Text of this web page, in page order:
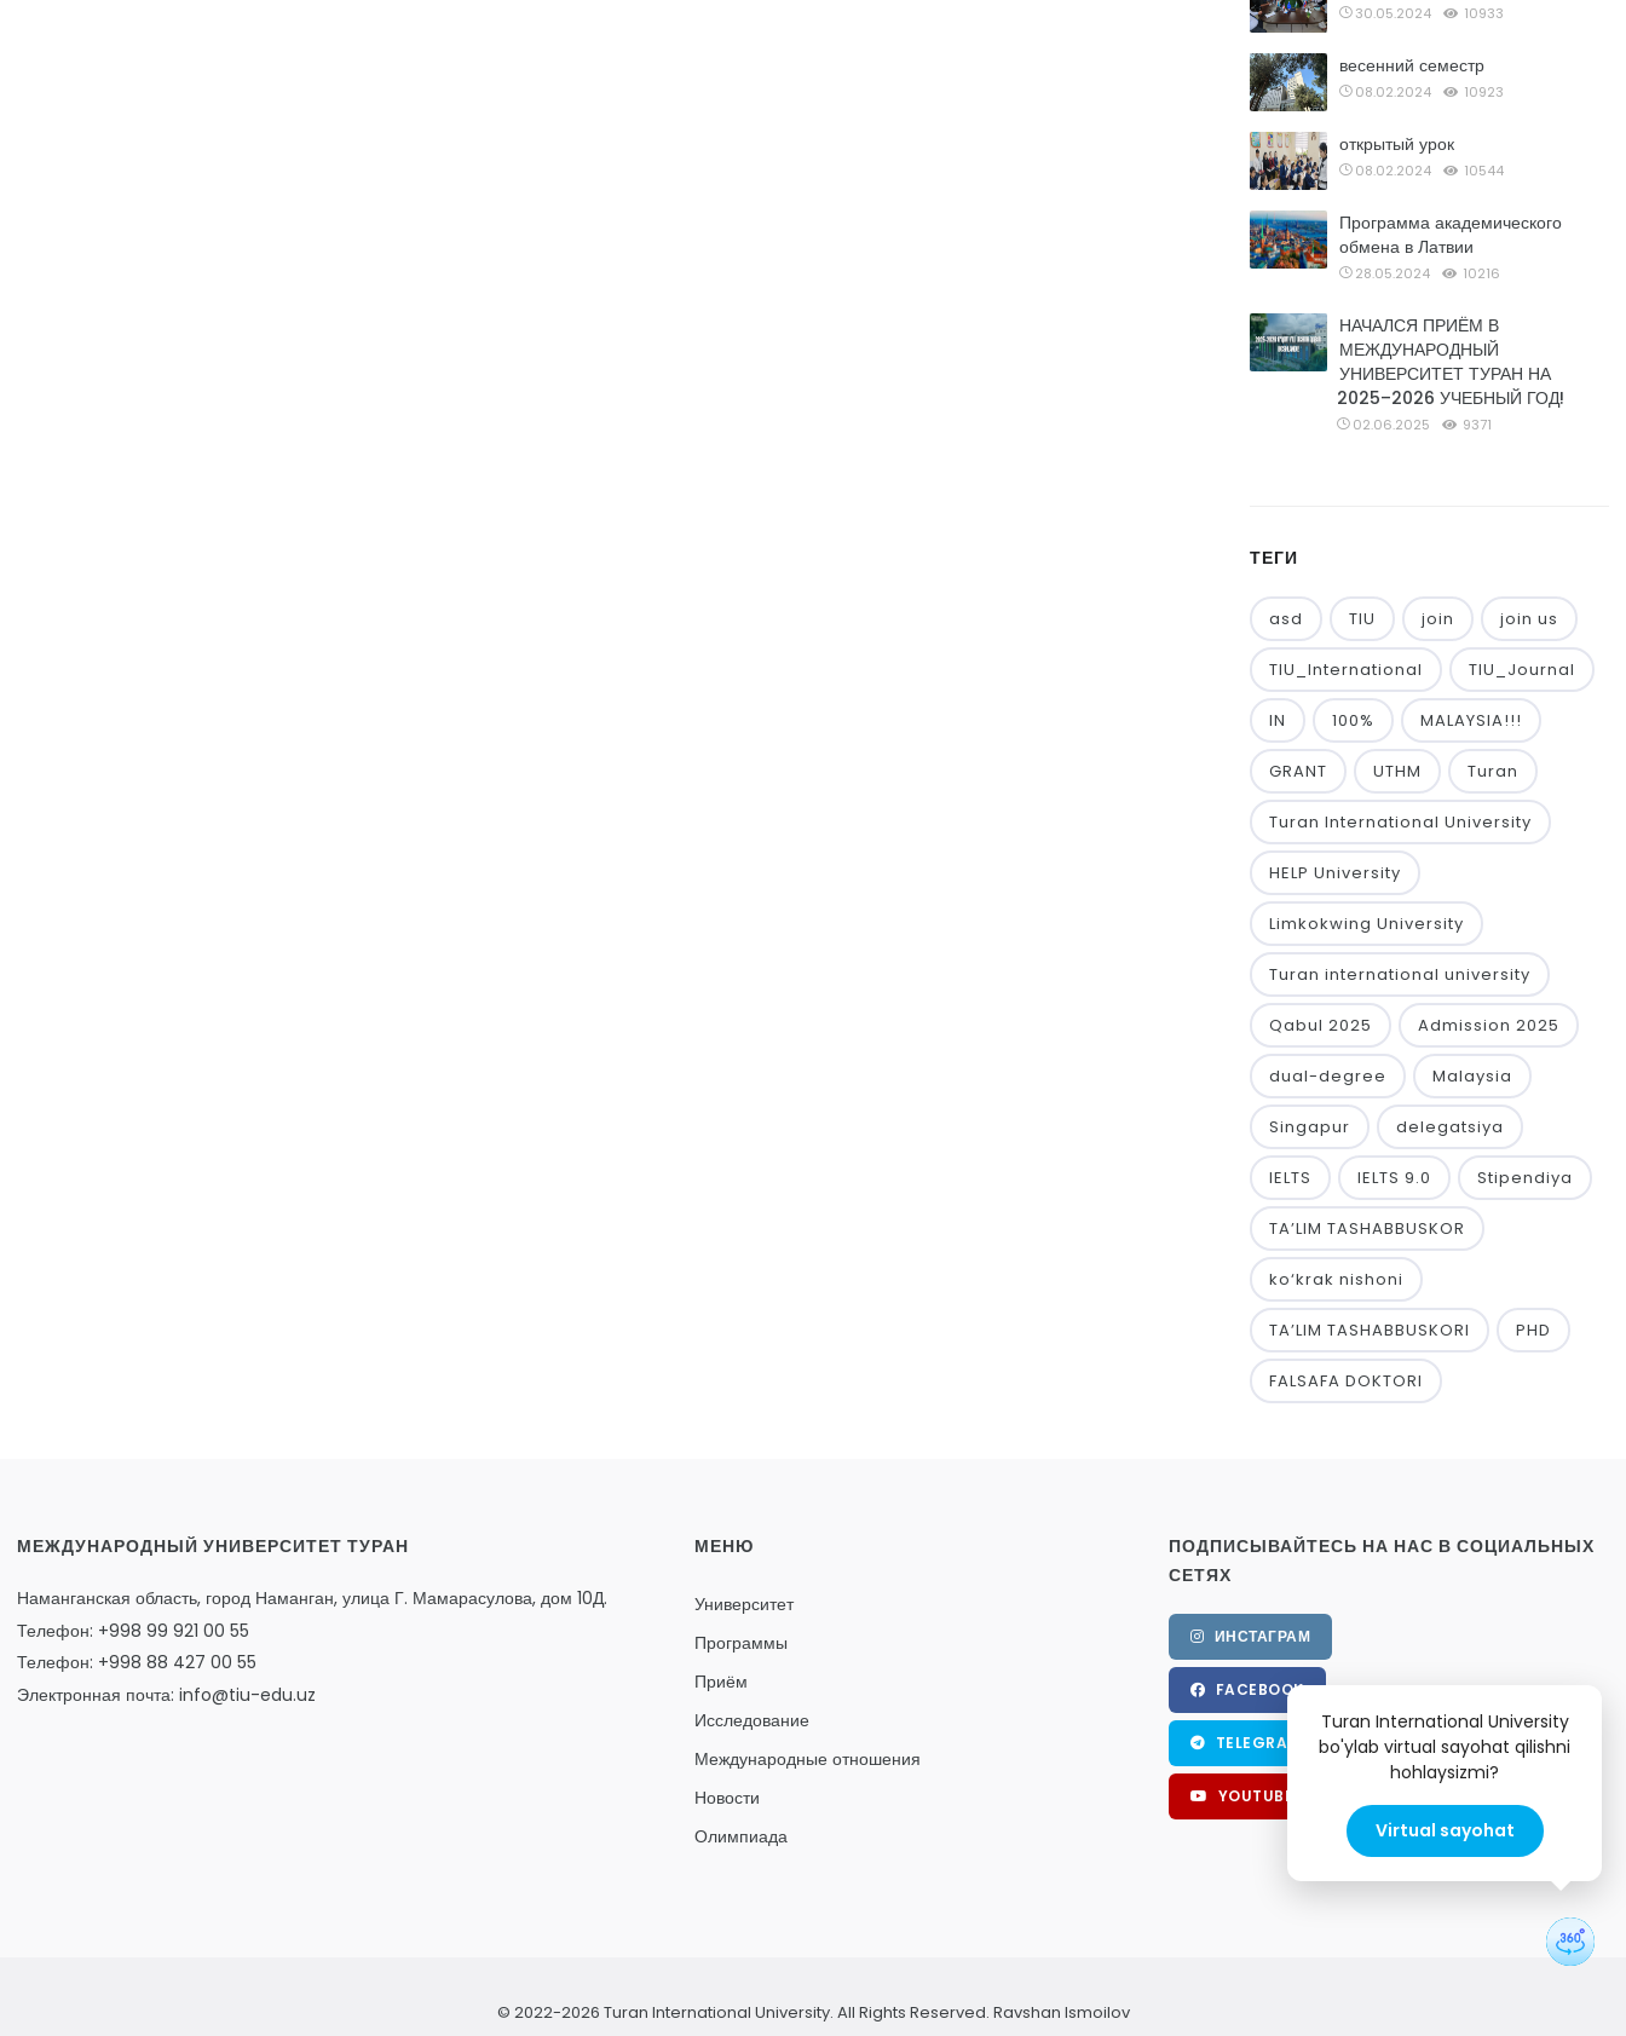
30.05.2024 10933
весенний семестр
08.02.2024 10923
открытый урок
08.02.2024 10544
Программа академического
обмена в Латвии
28.05.2024 10216
НАЧАЛСЯ ПРИЁМ В
МЕЖДУНАРОДНЫЙ
УНИВЕРСИТЕТ ТУРАН НА
2025–2026 УЧЕБНЫЙ ГОД!
02.06.2025 9371
ТЕГИ
asd TIU join join us
TIU_International TIU_Journal
IN 100% MALAYSIA!!!
GRANT UTHM Turan
Turan International University
HELP University
Limkokwing University
Turan international university
Qabul 2025 Admission 2025
dual-degree Malaysia
Singapur delegatsiya
IELTS IELTS 9.0 Stipendiya
TA’LIM TASHABBUSKOR
ko‘krak nishoni
TA’LIM TASHABBUSKORI PHD
FALSAFA DOKTORI
МЕЖДУНАРОДНЫЙ УНИВЕРСИТЕТ ТУРАН
Наманганская область, город Наманган, улица Г. Мамарасулова, дом 10Д.
Телефон: +998 99 921 00 55
Телефон: +998 88 427 00 55
Электронная почта: info@tiu-edu.uz
МЕНЮ
Университет
Программы
Приём
Исследование
Международные отношения
Новости
Олимпиада
ПОДПИСЫВАЙТЕСЬ НА НАС В СОЦИАЛЬНЫХ
СЕТЯХ
ИНСТАГРАМ
FACEBOOK
TELEGRAM
YOUTUBE
© 2022-2026 Turan International University. All Rights Reserved. Ravshan Ismoilov
Turan International University
bo'ylab virtual sayohat qilishni
hohlaysizmi?
Virtual sayohat